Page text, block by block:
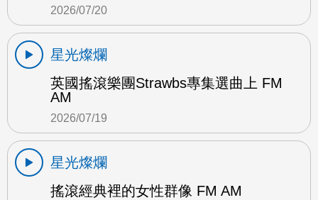
2026/07/20
星光燦爛
英國搖滾樂團Strawbs專集選曲上 FM
AM
2026/07/19
星光燦爛
搖滾經典裡的女性群像 FM AM